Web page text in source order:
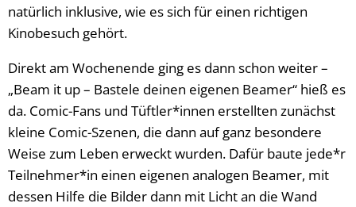
natürlich inklusive, wie es sich für einen richtigen
Kinobesuch gehört.
Direkt am Wochenende ging es dann schon weiter –
„Beam it up – Bastele deinen eigenen Beamer“ hieß es
da. Comic-Fans und Tüftler*innen erstellten zunächst
kleine Comic-Szenen, die dann auf ganz besondere
Weise zum Leben erweckt wurden. Dafür baute jede*r
Teilnehmer*in einen eigenen analogen Beamer, mit
dessen Hilfe die Bilder dann mit Licht an die Wand